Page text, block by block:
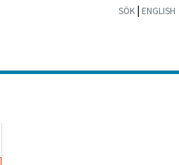
SÖK| ENGLISH